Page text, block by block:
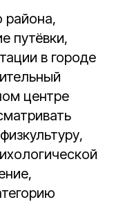
района,
путёвки,
в городе
центре